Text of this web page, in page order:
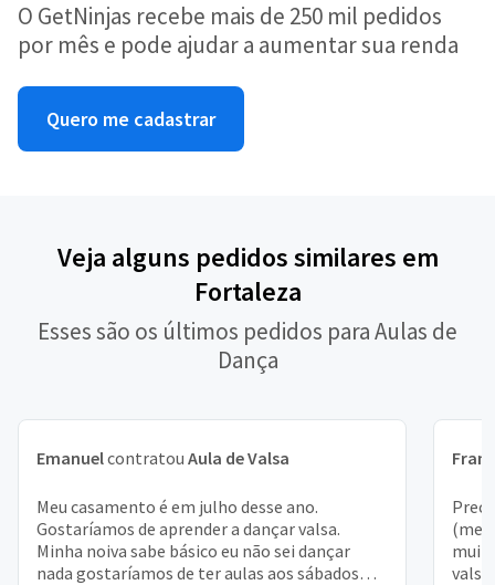
O GetNinjas recebe mais de 250 mil pedidos
por mês e pode ajudar a aumentar sua renda
Quero me cadastrar
Veja alguns pedidos similares em
Fortaleza
Esses são os últimos pedidos para Aulas de
Dança
Emanuelcontratou Aula de Valsa
Meu casamento é em julho desse ano.
Gostaríamos de aprender a dançar valsa.
Minha noiva sabe básico eu não sei dançar
nada gostaríamos de ter aulas aos sábados